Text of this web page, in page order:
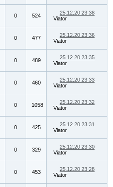
0 524
25.12.20 23:38
Viator
0 477
25.12.20 23:36
Viator
0 489
25.12.20 23:35
Viator
0 460
25.12.20 23:33
Viator
0 1058
25.12.20 23:32
Viator
0 425
25.12.20 23:31
Viator
0 329
25.12.20 23:30
Viator
0 453
25.12.20 23:28
Viator